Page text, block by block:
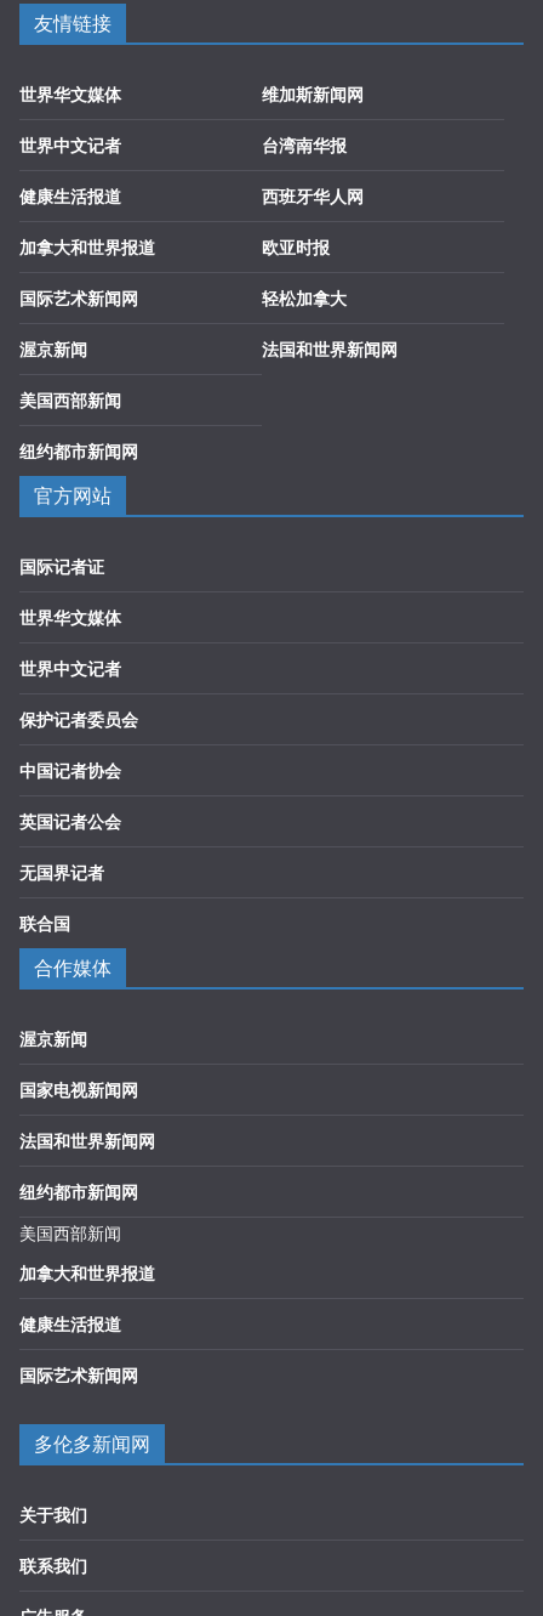
友情链接
世界华文媒体
世界中文记者
健康生活报道
加拿大和世界报道
国际艺术新闻网
渥京新闻
美国西部新闻
纽约都市新闻网
维加斯新闻网
台湾南华报
西班牙华人网
欧亚时报
轻松加拿大
法国和世界新闻网
官方网站
国际记者证
世界华文媒体
世界中文记者
保护记者委员会
中国记者协会
英国记者公会
无国界记者
联合国
合作媒体
渥京新闻
国家电视新闻网
法国和世界新闻网
纽约都市新闻网
美国西部新闻
加拿大和世界报道
健康生活报道
国际艺术新闻网
多伦多新闻网
关于我们
联系我们